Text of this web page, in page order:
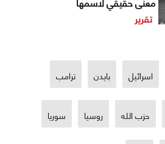
تقرير
اسرائيل بايدن ترامب
حزب الله روسيا سوريا